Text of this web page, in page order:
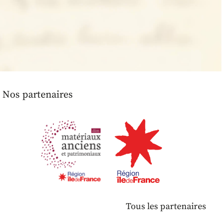
Nos partenaires
Tous les partenaires